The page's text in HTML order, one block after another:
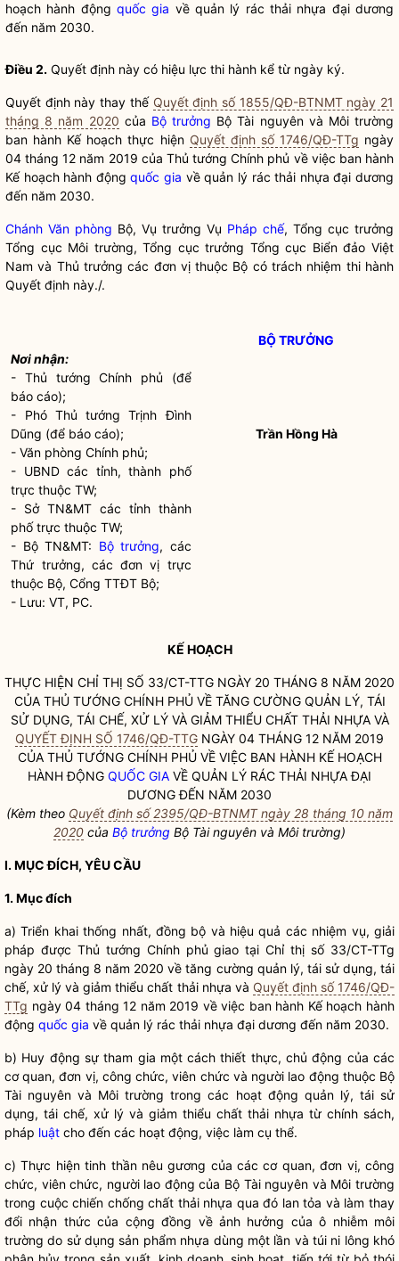
hoạch hành động quốc gia về quản lý rác thải nhựa đại dương
đến năm 2030.
Điều 2. Quyết định này có hiệu lực thi hành kể từ ngày ký.
Quyết định này thay thế Quyết định số 1855/QĐ-BTNMT ngày 21
tháng 8 năm 2020 của Bộ trưởng Bộ Tài nguyên và Môi trường
ban hành Kế hoạch thực hiện Quyết định số 1746/QĐ-TTg ngày
04 tháng 12 năm 2019 của Thủ tướng Chính phủ về việc ban hành
Kế hoạch hành độngquốc gia về quản lý rác thải nhựa đại dương
đến năm 2030.
Chánh Văn phòng Bộ, Vụ trưởng Vụ Pháp chế, Tổng cục trưởng
Tổng cục Môi trường, Tổng cục trưởng Tổng cục Biển đảo Việt
Nam và Thủ trưởng các đơn vị thuộc Bộ có trách nhiệm thi hành
Quyết định này./.
Nơi nhận:
- Thủ tướng Chính phủ (để
báo cáo);
- Phó Thủ tướng Trịnh Đình
Dũng (để báo cáo);
- Văn phòng Chính phủ;
- UBND các tỉnh, thành phố
trực thuộc TW;
- Sở TN&MT các tỉnh thành
phố trực thuộc TW;
- Bộ TN&MT: Bộ trưởng, các
Thứ trưởng, các đơn vị trực
thuộc Bộ, Cổng TTĐT Bộ;
- Lưu: VT, PC.
BỘ TRƯỞNG
Trần Hồng Hà
KẾ HOẠCH
THỰC HIỆN CHỈ THỊ SỐ 33/CT-TTG NGÀY 20 THÁNG 8 NĂM 2020
CỦA THỦ TƯỚNG CHÍNH PHỦ VỀ TĂNG CƯỜNG QUẢN LÝ, TÁI
SỬ DỤNG, TÁI CHẾ, XỬ LÝ VÀ GIẢM THIỂU CHẤT THẢI NHỰA VÀ
QUYẾT ĐỊNH SỐ 1746/QĐ-TTG NGÀY 04 THÁNG 12 NĂM 2019
CỦA THỦ TƯỚNG CHÍNH PHỦ VỀ VIỆC BAN HÀNH KẾ HOẠCH
HÀNH ĐỘNG QUỐC GIA VỀ QUẢN LÝ RÁC THẢI NHỰA ĐẠI
DƯƠNG ĐẾN NĂM 2030
(Kèm theo Quyết định số 2395/QĐ-BTNMT ngày 28 tháng 10 năm
2020 của Bộ trưởng Bộ Tài nguyên và Môi trường)
I. MỤC ĐÍCH, YÊU CẦU
1. Mục đích
a) Triển khai thống nhất, đồng bộ và hiệu quả các nhiệm vụ, giải
pháp được Thủ tướng Chính phủ giao tại Chỉ thị số 33/CT-TTg
ngày 20 tháng 8 năm 2020 về tăng cường quản lý, tái sử dụng, tái
chế, xử lý và giảm thiểu chất thải nhựa và Quyết định số 1746/QĐ-
TTg ngày 04 tháng 12 năm 2019 về việc ban hành Kế hoạch hành
động quốc gia về quản lý rác thải nhựa đại dương đến năm 2030.
b) Huy động sự tham gia một cách thiết thực, chủ động của các
cơ quan, đơn vị, công chức, viên chức và người lao động thuộc Bộ
Tài nguyên và Môi trường trong các hoạt động quản lý, tái sử
dụng, tái chế, xử lý và giảm thiểu chất thải nhựa từ chính sách,
pháp luật cho đến các hoạt động, việc làm cụ thể.
c) Thực hiện tinh thần nêu gương của các cơ quan, đơn vị, công
chức, viên chức, người lao động của Bộ Tài nguyên và Môi trường
trong cuộc chiến chống chất thải nhựa qua đó lan tỏa và làm thay
đổi nhận thức của cộng đồng về ảnh hưởng của ô nhiễm môi
trường do sử dụng sản phẩm nhựa dùng một lần và túi ni lông khó